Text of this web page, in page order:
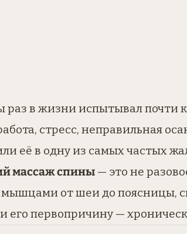
раз в жизни испытывал почти
стресс, неправильная
её в одну из самых частых
массаж спины — это не
мышцами от шеи до поясницы,
его первопричину —